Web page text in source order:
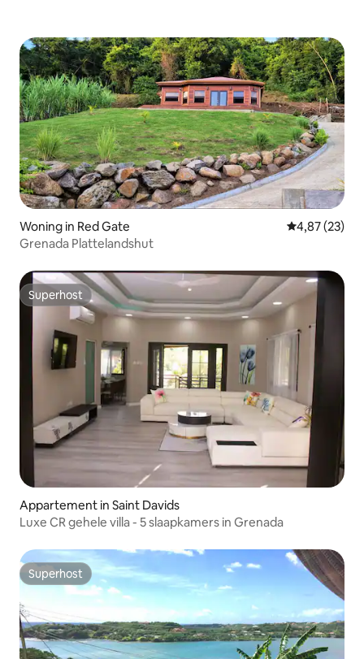
Woning in Red Gate Gemiddelde
4,87 (23)
Grenada Plattelandshut
Superhost
Superhost
Appartement in Saint Davids
Luxe CR gehele villa - 5 slaapkamers in Grenada
Superhost
Superhost